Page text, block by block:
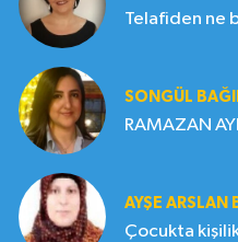
Telafiden ne
SONGÜL
RAMAZAN
AYŞE ARSLAN
Çocukta